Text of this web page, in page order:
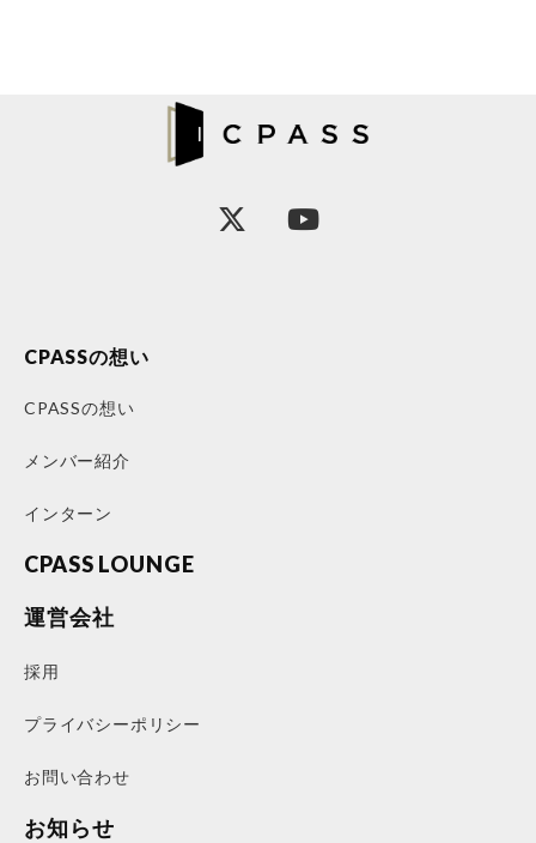
CPASSの想い
CPASSの想い
メンバー紹介
インターン
CPASS LOUNGE
運営会社
採用
プライバシーポリシー
お問い合わせ
お知らせ